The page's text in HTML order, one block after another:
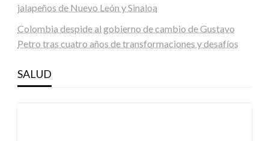
jalapeños de Nuevo León y Sinaloa
Colombia despide al gobierno de cambio de Gustavo
Petro tras cuatro años de transformaciones y desafíos
SALUD